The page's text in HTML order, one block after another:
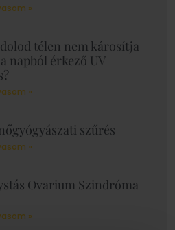
»
télen nem károsítja
napból érkező UV
»
szűrés
»
Ovarium Szindróma
»